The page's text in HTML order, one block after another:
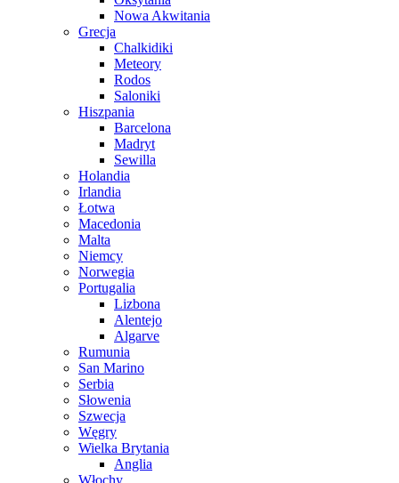
Nowa Akwitania
Grecja
Chalkidiki
Meteory
Rodos
Saloniki
Hiszpania
Barcelona
Madryt
Sewilla
Holandia
Irlandia
Łotwa
Macedonia
Malta
Niemcy
Norwegia
Portugalia
Lizbona
Alentejo
Algarve
Rumunia
San Marino
Serbia
Słowenia
Szwecja
Węgry
Wielka Brytania
Anglia
Włochy